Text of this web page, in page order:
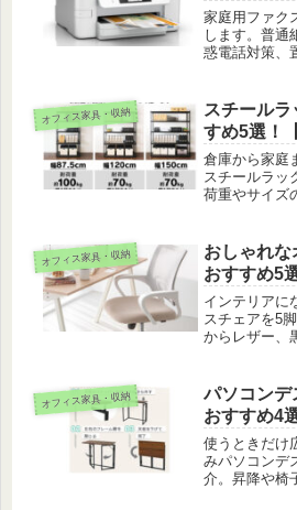
家庭用ファク
します。普通
惑電話対策、
オフィス家具・収納
スチール
すめ5選！
倉庫から家庭
スチールラッ
荷重やサイズ
オフィス家具・収納
おしゃれ
おすすめ5
インテリアに
スチェアを5
からレザー、
オフィス家具・収納
パソコンデ
おすすめ4
使うときだけ
みパソコンデ
介。昇降や椅